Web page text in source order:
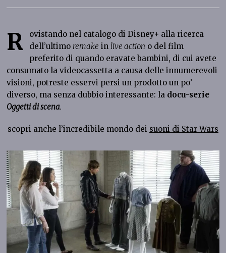
R ovistando nel catalogo di Disney+ alla ricerca
dell’ultimo remake in live action o del film
preferito di quando eravate bambini, di cui avete
consumato la videocassetta a causa delle innumerevoli
visioni, potreste esservi persi un prodotto un po’
diverso, ma senza dubbio interessante: la docu-serie
Oggetti di scena.
scopri anche l’incredibile mondo dei suoni di Star Wars